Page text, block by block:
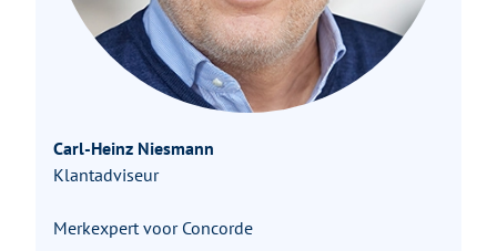
Carl-Heinz Niesmann
Klantadviseur
Merkexpert voor Concorde